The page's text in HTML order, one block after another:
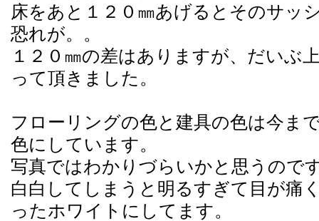
床をあと１２０㎜あげるとそのサッ
恐れが。。
１２０㎜の差はありますが、だいぶ
って頂きました。
フローリングの色と建具の色は今ま
色にしています。
写真ではわかりづらいかと思うので
白白してしまうと明るすぎて目が痛
ったホワイトにしてます。